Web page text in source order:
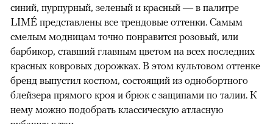
синий, пурпурный, зеленый и красный — в палитре
LIMÉ представлены все трендовые оттенки. Самым
смелым модницам точно понравится розовый, или
барбикор, ставший главным цветом на всех последних
красных ковровых дорожках. В этом культовом оттенке
бренд выпустил костюм, состоящий из однобортного
блейзера прямого кроя и брюк с защипами по талии. К
нему можно подобрать классическую атласную